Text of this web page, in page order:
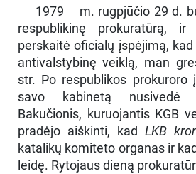
1979 m. rugpjūčio 29 d.
respublikinę prokuratūrą, ir
perskaitė oficialų įspėjimą,
antivalstybinę veiklą, man
str. Po respublikos prokuroro
savo kabinetą nusivedė
Bakučionis, kuruojantis KGB
pradėjo aiškinti, kad LKB
katalikų komiteto organas ir
leidę. Rytojaus dieną